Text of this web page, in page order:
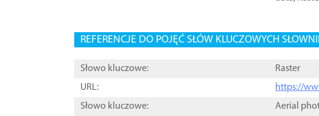
REFERENCJE DO POJĘĆ SŁÓW KLUCZOWYCH
Słowo kluczowe:
Raster
URL:
https://
Słowo kluczowe:
Aerial